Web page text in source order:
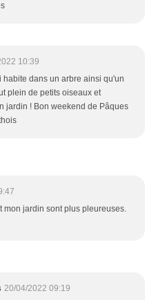
10:39
dans un arbre ainsi qu'un
plein de petits oiseaux et
jardin ! Bon weekend de Pâques
mon jardin sont plus pleureuses.
20/04/2022 09:19